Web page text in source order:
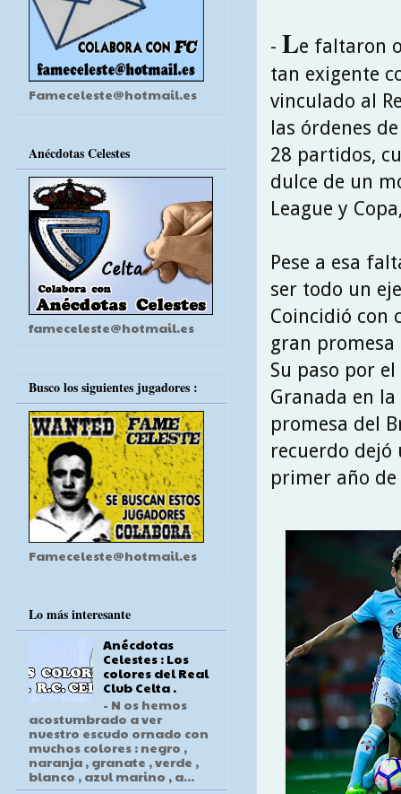
- Le faltaron
tan exigente
vinculado al
las órdenes
28 partidos,
dulce de un
League y
Pese a esa
ser todo un
Coincidió con
gran
Su paso por
Granada en
promesa del
recuerdo dejó
primer año
Fameceleste@hotmail.es
Anécdotas Celestes
fameceleste@hotmail.es
Busco los siguientes jugadores :
Fameceleste@hotmail.es
Lo más interesante
Anécdotas
Celestes : Los
colores del Real
Club Celta .
- N os hemos
acostumbrado a ver
nuestro escudo ornado con
muchos colores : negro ,
naranja , granate , verde ,
blanco , azul marino , a...